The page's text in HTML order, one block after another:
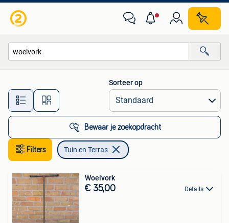
Alle afstanden…
Sorteer op
Bewaar je zoekopdracht
Filters Tuin en Terras
Woelvork
€ 35,00 Details